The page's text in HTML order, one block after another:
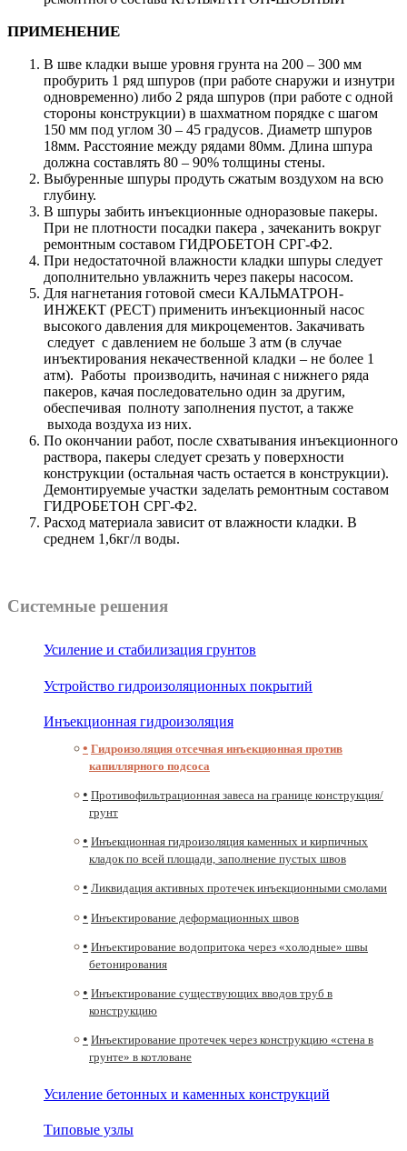
ПРИМЕНЕНИЕ
В шве кладки выше уровня грунта на 200 – 300 мм
пробурить 1 ряд шпуров (при работе снаружи и изнутри
одновременно) либо 2 ряда шпуров (при работе с одной
стороны конструкции) в шахматном порядке с шагом
150 мм под углом 30 – 45 градусов. Диаметр шпуров
18мм. Расстояние между рядами 80мм. Длина шпура
должна составлять 80 – 90% толщины стены.
Выбуренные шпуры продуть сжатым воздухом на всю
глубину.
В шпуры забить инъекционные одноразовые пакеры.
При не плотности посадки пакера , зачеканить вокруг
ремонтным составом ГИДРОБЕТОН СРГ-Ф2.
При недостаточной влажности кладки шпуры следует
дополнительно увлажнить через пакеры насосом.
Для нагнетания готовой смеси КАЛЬМАТРОН-
ИНЖЕКТ (РЕСТ) применить инъекционный насос
высокого давления для микроцементов. Закачивать
следует с давлением не больше 3 атм (в случае
инъектирования некачественной кладки – не более 1
атм). Работы производить, начиная с нижнего ряда
пакеров, качая последовательно один за другим,
обеспечивая полноту заполнения пустот, а также
выхода воздуха из них.
По окончании работ, после схватывания инъекционного
раствора, пакеры следует срезать у поверхности
конструкции (остальная часть остается в конструкции).
Демонтируемые участки заделать ремонтным составом
ГИДРОБЕТОН СРГ-Ф2.
Расход материала зависит от влажности кладки. В
среднем 1,6кг/л воды.
Системные решения
Усиление и стабилизация грунтов
Устройство гидроизоляционных покрытий
Инъекционная гидроизоляция
Гидроизоляция отсечная инъекционная против
капиллярного подсоса
Противофильтрационная завеса на границе конструкция/
грунт
Инъекционная гидроизоляция каменных и кирпичных
кладок по всей площади, заполнение пустых швов
Ликвидация активных протечек инъекционными смолами
Инъектирование деформационных швов
Инъектирование водопритока через «холодные» швы
бетонирования
Инъектирование существующих вводов труб в
конструкцию
Инъектирование протечек через конструкцию «стена в
грунте» в котловане
Усиление бетонных и каменных конструкций
Типовые узлы